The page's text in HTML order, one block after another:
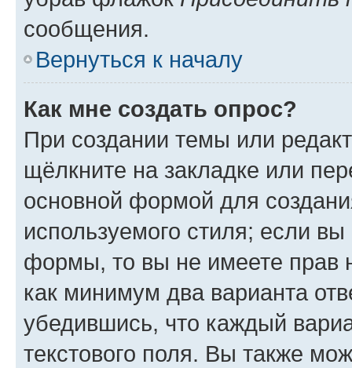
сообщения.
Вернуться к началу
Как мне создать опрос?
При создании темы или
щёлкните на закладке или
основной формой для
используемого стиля; если
формы, то вы не имеете прав
как минимум два варианта
убедившись, что каждый
текстового поля. Вы также